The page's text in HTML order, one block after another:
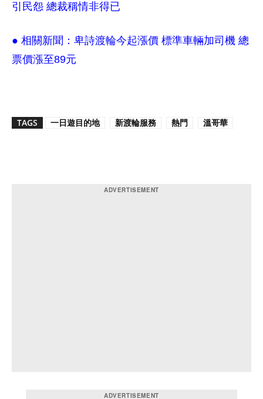
引民怨 總裁稱情非得已
● 相關新聞： 卑詩渡輪今起漲價 標準車輛加司機 總
票價漲至89元
TAGS 一日遊目的地 新渡輪服務 熱門 溫哥華